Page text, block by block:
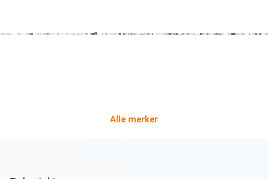
Alle merker